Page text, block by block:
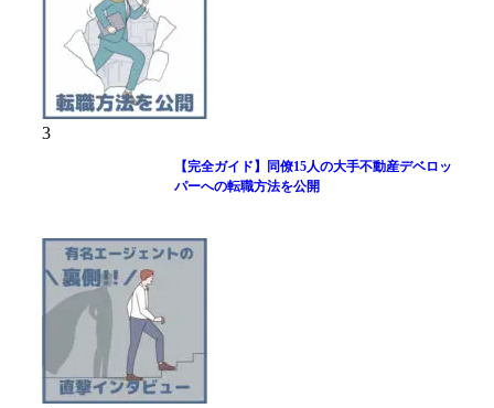
3
【完全ガイド】同僚15人の大手不動産デベロッ
パーへの転職方法を公開